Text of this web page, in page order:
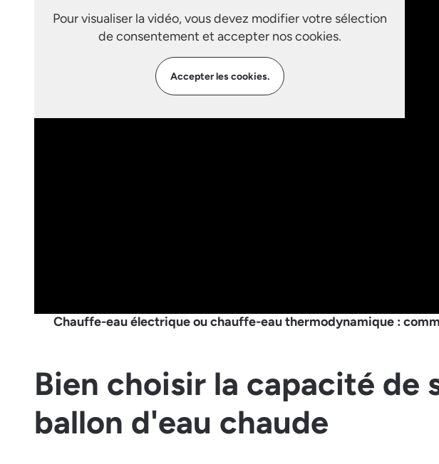
Pour visualiser la vidéo, vous devez modifier votre sélection
de consentement et accepter nos cookies.
Accepter les cookies.
Chauffe-eau électrique ou chauffe-eau thermodynamique :
Bien choisir la capacité de
ballon d'eau chaude